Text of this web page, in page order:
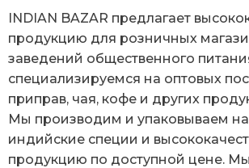
INDIAN BAZAR предлагает
продукцию для розничных
заведений общественного
специализируемся на оптовых
приправ, чая, кофе и других
Мы производим и упаковываем
индийские специи и
продукцию по доступной цене.